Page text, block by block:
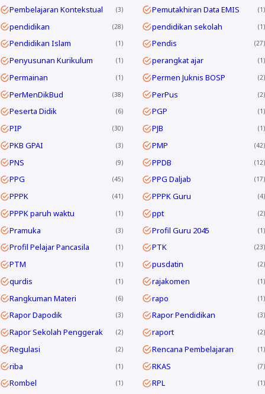
Pembelajaran Kontekstual 3 Pemutakhiran Data EMIS 1
pendidikan 28 pendidikan sekolah 1
Pendidikan Islam 1 Pendis 27
Penyusunan Kurikulum 1 perangkat ajar 1
Permainan 1 Permen Juknis BOSP 2
PerMenDikBud 38 PerPus 2
Peserta Didik 6 PGP 1
PIP 30 PJB 1
PKB GPAI 3 PMP 42
PNS 9 PPDB 12
PPG 45 PPG Daljab 17
PPPK 41 PPPK Guru 4
PPPK paruh waktu 1 ppt 2
Pramuka 3 Profil Guru 2045 1
Profil Pelajar Pancasila 1 PTK 23
PTM 1 pusdatin 2
qurdis 1 rajakomen 1
Rangkuman Materi 6 rapo 1
Rapor Dapodik 3 Rapor Pendidikan 3
Rapor Sekolah Penggerak 2 raport 2
Regulasi 2 Rencana Pembelajaran 1
riba 1 RKAS 7
Rombel 1 RPL 1